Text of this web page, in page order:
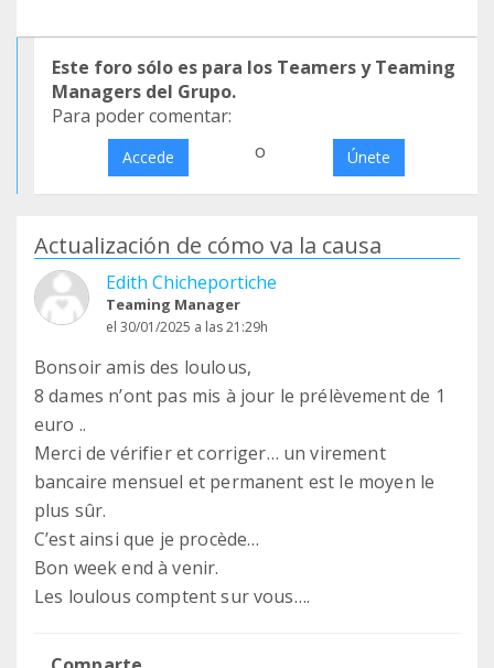
Este foro sólo es para los Teamers y Teaming
Managers del Grupo.
Para poder comentar:
Accede o Únete
Actualización de cómo va la causa
Edith Chicheportiche
Teaming Manager
el 30/01/2025 a las 21:29h
Bonsoir amis des loulous,
8 dames n’ont pas mis à jour le prélèvement de 1
euro ..
Merci de vérifier et corriger… un virement
bancaire mensuel et permanent est le moyen le
plus sûr.
C’est ainsi que je procède…
Bon week end à venir.
Les loulous comptent sur vous….